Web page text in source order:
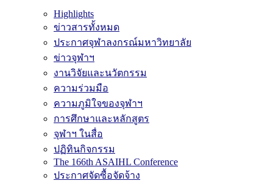
Highlights
ข่าวสารทั้งหมด
ประกาศจุฬาลงกรณ์มหาวิทยาลัย
ข่าวจุฬาฯ
งานวิจัยและนวัตกรรม
ความร่วมมือ
ความภูมิใจของจุฬาฯ
การศึกษาและหลักสูตร
จุฬาฯ ในสื่อ
ปฏิทินกิจกรรม
The 166th ASAIHL Conference
ประกาศจัดซื้อจัดจ้าง